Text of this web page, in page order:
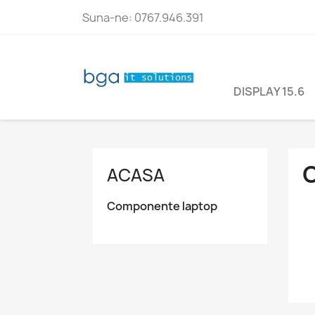
Suna-ne: 0767.946.391
DISPLAY 15.6
ACASA
Componente laptop